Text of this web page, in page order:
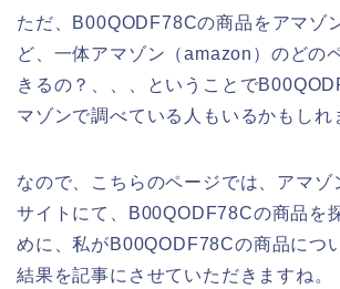
ただ、B00QODF78Cの商品をアマゾ
ど、一体アマゾン（amazon）のどの
きるの？、、、ということで
マゾンで調べている人もいるかもしれ
なので、こちらのページでは、アマ
サイトにて、B00QODF78Cの商品を
めに、私がB00QODF78Cの商品につ
結果を記事にさせていただきますね。